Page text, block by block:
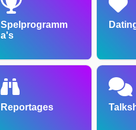
Spelprogramm
a's
Reportages